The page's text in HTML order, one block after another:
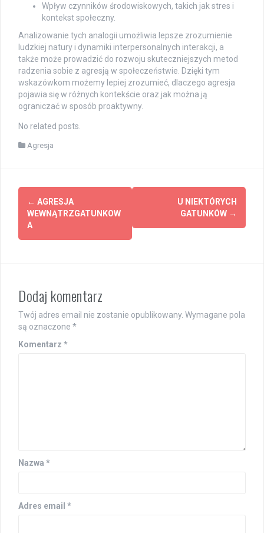
Wpływ czynników środowiskowych, takich jak stres i
kontekst społeczny.
Analizowanie tych analogii umożliwia lepsze zrozumienie
ludzkiej natury i dynamiki interpersonalnych interakcji, a
także może prowadzić do rozwoju skuteczniejszych metod
radzenia sobie z agresją w społeczeństwie. Dzięki tym
wskazówkom możemy lepiej zrozumieć, dlaczego agresja
pojawia się w różnych kontekście oraz jak można ją
ograniczać w sposób proaktywny.
No related posts.
Agresja
Post
navigation
← AGRESJA
WEWNĄTRZGATUNKOW
A
U NIEKTÓRYCH
GATUNKÓW →
Dodaj komentarz
Twój adres email nie zostanie opublikowany. Wymagane pola
są oznaczone *
Komentarz *
Nazwa *
Adres email *